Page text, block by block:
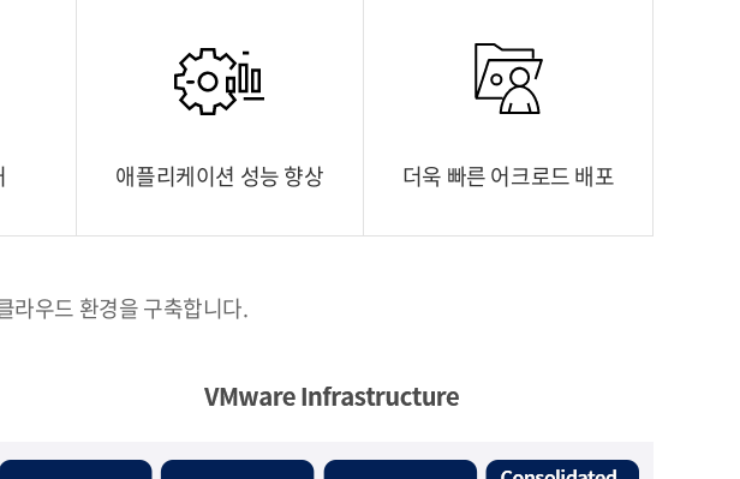
애플리케이션 성능 향상 더욱 빠른 어크로드 배포
라우드 환경을 구축합니다.